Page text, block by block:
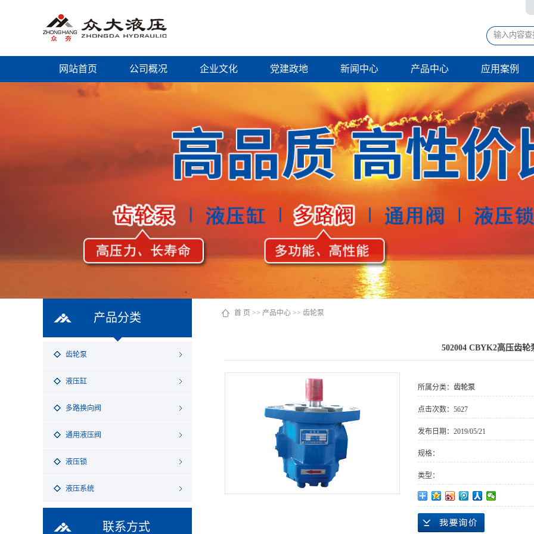
网站首页 公司概况
工作场景
售后服务
企业文化 党建政地 新闻中心 产品中心
液压缸
多路换向阀
液压系统
应用案例
环卫机械
钻探机械
桩工机械
矿山机械
路桥机械
产品分类
齿轮泵
液压缸
多路换向阀
通用液压阀
液压锁
液压系统
联系方式
首 页 >> 产品中心 >> 齿轮泵
502004 CBYK2高压齿轮
所属分类： 齿轮泵
点击次数： 5627
发布日期： 2019/05/21
规格：
类型：